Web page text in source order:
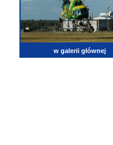
w galerii głównej